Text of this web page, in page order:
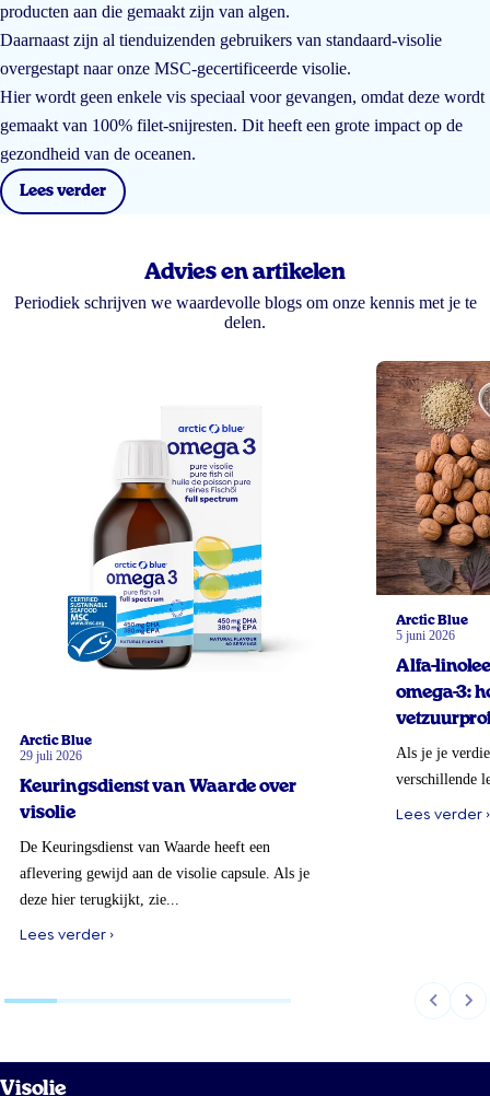
producten aan die gemaakt zijn van algen.
Daarnaast zijn al tienduizenden gebruikers van standaard-visolie
overgestapt naar onze MSC-gecertificeerde visolie.
Hier wordt geen enkele vis speciaal voor gevangen, omdat deze wordt
gemaakt van 100% filet-snijresten. Dit heeft een grote impact op de
gezondheid van de oceanen.
Lees verder
Advies en artikelen
Periodiek schrijven we waardevolle blogs om onze kennis met je te
delen.
Arctic Blue
29 juli 2026
Keuringsdienst van Waarde over
visolie
De Keuringsdienst van Waarde heeft een
aflevering gewijd aan de visolie capsule. Als je
deze hier terugkijkt, zie...
Lees verder ›
Arctic Blue
5 juni 2026
Alfa-
omega-3:
Als je je
verschillende
Lees verder ›
Visolie